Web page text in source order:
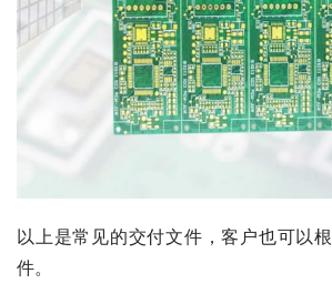
以上是常见的交付文件，客户也可以
件。